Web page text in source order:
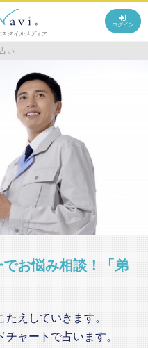
ログイン
占い
お悩み相談！「弟
えしていきます。
ャートで占います。